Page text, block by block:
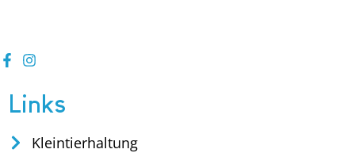
Links
Kleintierhaltung